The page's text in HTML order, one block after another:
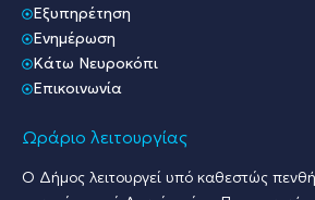
Εξυπηρέτηση
Ενημέρωση
Κάτω Νευροκόπι
Επικοινωνία
Ωράριο λειτουργίας
Ο Δήμος λειτουργεί υπό καθεστώς